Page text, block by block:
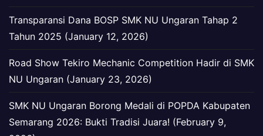
Transparansi Dana BOSP SMK NU Ungaran Tahap 2
Tahun 2025 (January 12, 2026)
Road Show Tekiro Mechanic Competition Hadir di SMK
NU Ungaran (January 23, 2026)
SMK NU Ungaran Borong Medali di POPDA Kabupaten
Semarang 2026: Bukti Tradisi Juara! (February 9,